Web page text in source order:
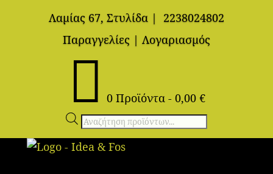
Λαμίας 67, Στυλίδα |
2238024802
Παραγγελίες | Λογαριασμός
 0 Προϊόντα - 0,00 €
Αναζήτηση
προϊόντων